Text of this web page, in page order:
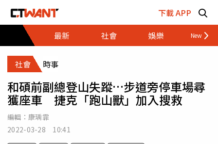
下載 APP
最新
社會 娛樂 財經
社會 時事
和碩前副總登山失蹤…步道旁停車場尋
獲座車 捷克「跑山獸」加入搜救
編輯： 康瑀霏
2022-03-28 10:41